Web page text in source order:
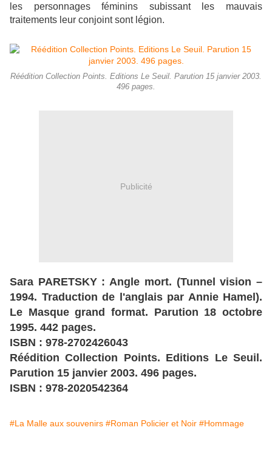
les personnages féminins subissant les mauvais
traitements leur conjoint sont légion.
Réédition Collection Points. Editions Le Seuil. Parution 15 janvier 2003.
496 pages.
Publicité
Sara PARETSKY : Angle mort. (Tunnel vision –
1994. Traduction de l'anglais par Annie Hamel).
Le Masque grand format. Parution 18 octobre
1995. 442 pages.
ISBN : 978-2702426043
Réédition Collection Points. Editions Le Seuil.
Parution 15 janvier 2003. 496 pages.
ISBN : 978-2020542364
#La Malle aux souvenirs #Roman Policier et Noir #Hommage